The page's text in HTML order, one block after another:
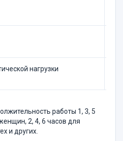
нагрузки
работы 1, 3, 5
2, 4, 6 часов для
и других.